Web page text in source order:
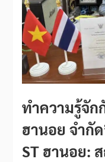
ทำความรู้จัก
ฮานอย จำกั
ST ฮานอย: